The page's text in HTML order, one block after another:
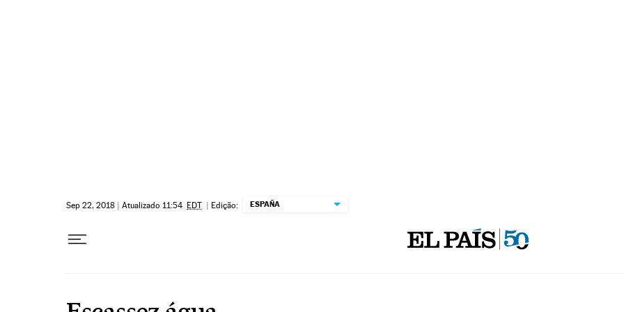
Sep 22, 2018 | Atualizado 11:54 EDT | Edição: ESPAÑA